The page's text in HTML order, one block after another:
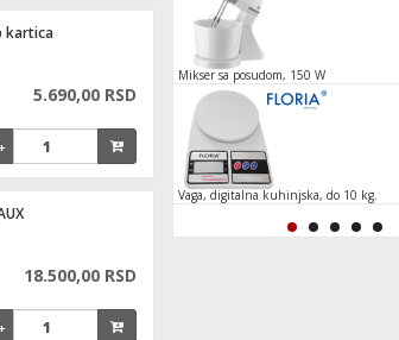
kartica
5.690,00 RSD
18.500,00 RSD
-5%
Space M10
-7%
13.800,00
12.800,00
Mikser sa posudom, 150 W
Vaga, digitalna kuhinjska, do 10 kg.